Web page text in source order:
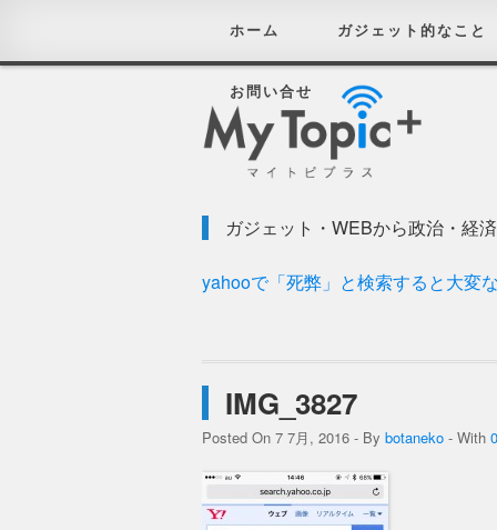
ホーム ガジェット的なこと
お問い合せ
ガジェット・WEBから政治・経
yahooで「死弊」と検索すると大変
IMG_3827
Posted On 7 7月, 2016 - By botaneko - With